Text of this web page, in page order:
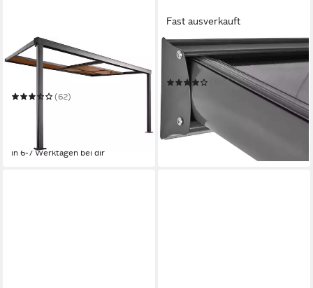
KONIFERA
Terrassendach Barcelona
(62)
in 6-7 Werktagen bei dir
Fast ausverkauft
KONIFERA
Terrassendach Barcelona
(109)
672,49 €
1.099,99 €
19,52 €
-39%
in 4-5 Werktagen bei dir